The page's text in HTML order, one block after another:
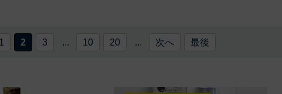
1 2 3 ... 10 20 ... 次へ 最後